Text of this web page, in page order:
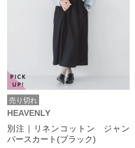
売り切れ
HEAVENLY
別注｜リネンコットン ジャン
パースカート(ブラック)